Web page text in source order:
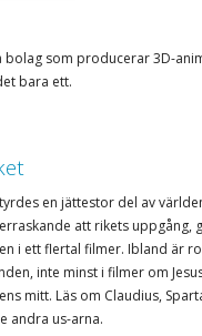
bolag som producerar 3D-
bara ett.
en jättestor del av
att rikets uppgång,
i ett flertal filmer. Ibland är
inte minst i filmer om
mitt. Läs om Claudius,
andra us-arna.